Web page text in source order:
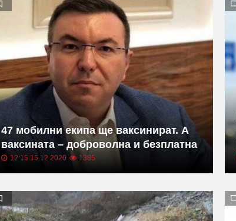
47 мобилни екипа ще ваксинират. А
ваксината – доброволна и безплатна
12:15 15.12.2020 1385